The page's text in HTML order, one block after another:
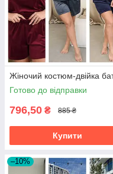
Жіночий костюм-двійка
Готово до відправки
796,50 ₴ 885 ₴
Купити
–10%